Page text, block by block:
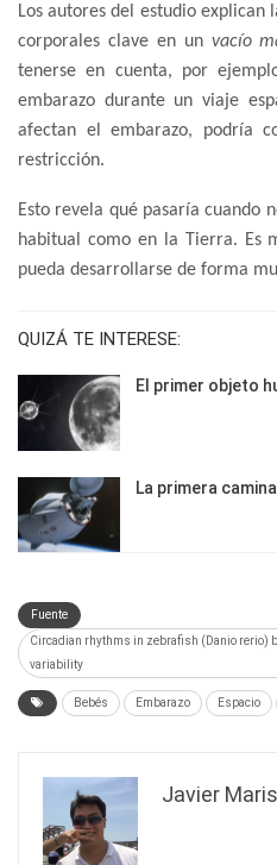
Los autores del estudio explican
corporales clave en un vacío
tenerse en cuenta, por
embarazo durante un viaje
afectan el embarazo, podría
restricción.
Esto revela qué pasaría cuando
habitual como en la Tierra. Es
pueda desarrollarse de forma
QUIZÁ TE INTERESE:
El primer objeto
La primera
Fuente
Circadian rhythms in zebrafish (Danio rerio)
variability
Bebés Embarazo Espacio
Javier